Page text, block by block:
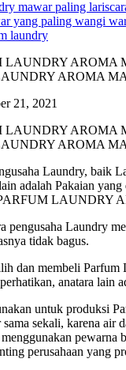
mawar paling laris
yang paling wangi
laundry
AROMA
21, 2021
AROMA
Laundry, baik
adalah Pakaian
LAUNDRY
pengusaha Laundry
tidak bagus.
dan membeli
anatara lain
untuk produksi
sekali, karena air
pewarna
perusahaan yang